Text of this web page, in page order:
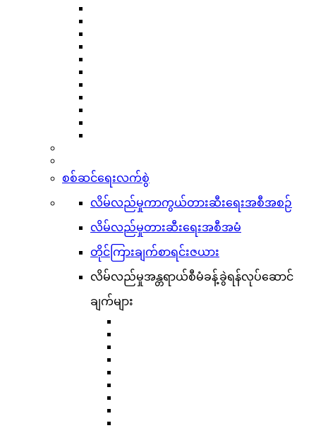
စစ်ဆင်ရေးလက်စွဲ
လိမ်လည်မှုကာကွယ်တားဆီးရေးအစီအစဉ်
လိမ်လည်မှုတားဆီးရေးအစီအမံ
တိုင်ကြားချက်စာရင်းဇယား
လိမ်လည်မှုအန္တရာယ်စီမံခန့်ခွဲရန်လုပ်ဆောင်
ချက်များ